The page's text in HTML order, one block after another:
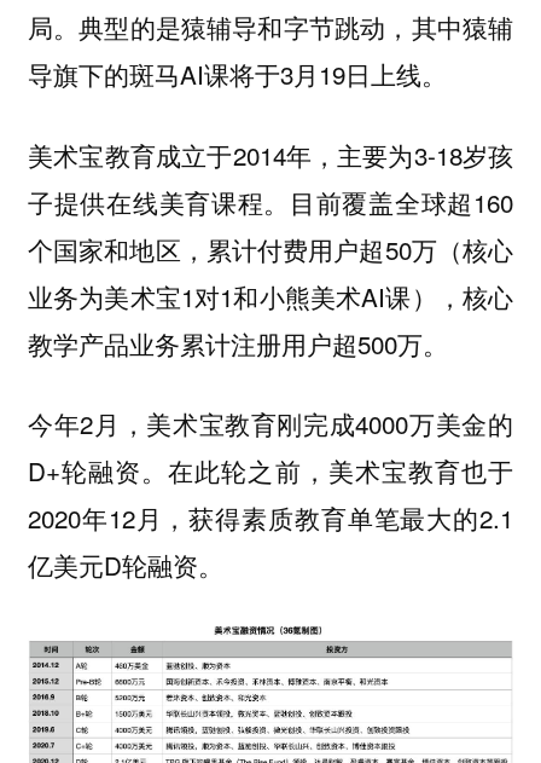
局。典型的是猿辅导和字节跳动，其中猿辅
导旗下的斑马AI课将于3月19日上线。
美术宝教育成立于2014年，主要为3-18岁孩
子提供在线美育课程。目前覆盖全球超160
个国家和地区，累计付费用户超50万（核心
业务为美术宝1对1和小熊美术AI课），核心
教学产品业务累计注册用户超500万。
今年2月，美术宝教育刚完成4000万美金的
D+轮融资。在此轮之前，美术宝教育也于
2020年12月，获得素质教育单笔最大的2.1
亿美元D轮融资。